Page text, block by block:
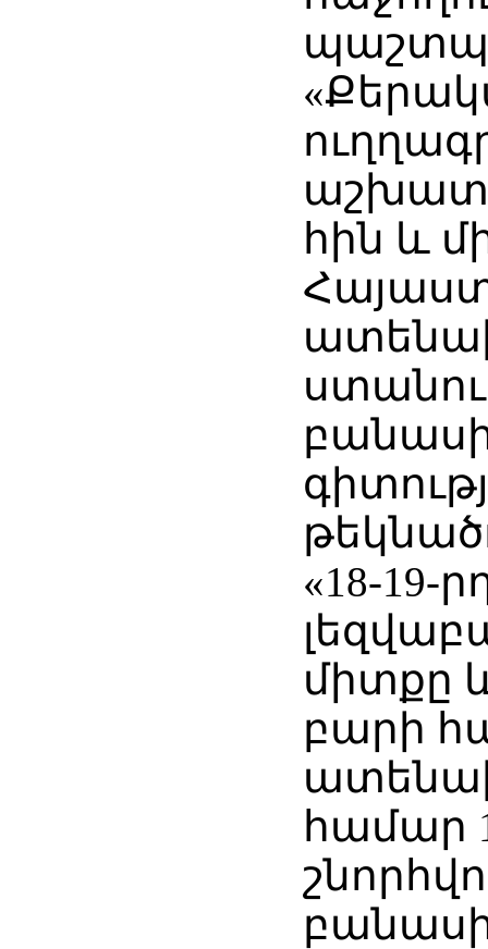
հին և
«18-19-
միտքը
բարի
համար